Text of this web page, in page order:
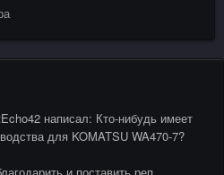
написал: Кто-нибудь имеет
для KOMATSU WA470-7?